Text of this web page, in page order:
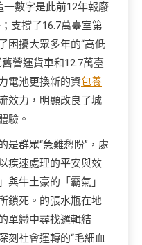
數字是此前12年報廢
支撐了16.7萬臺室第
困擾大眾多年的“高低
營運貨車和12.7萬臺
電池更換新的資包養
效力，明顯改良了城
驗。
是群眾“急難愁盼”，處
疾速處理的平安與效
與牛土豪的「霸氣」
鎖死。的張水瓶在地
單戀中尋找邏輯結
刻社會運轉的“毛細血